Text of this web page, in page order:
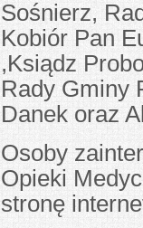
Sośnierz,
Kobiór Pan
,Ksiądz
Rady Gminy
Danek oraz
Osoby
Opieki
stronę